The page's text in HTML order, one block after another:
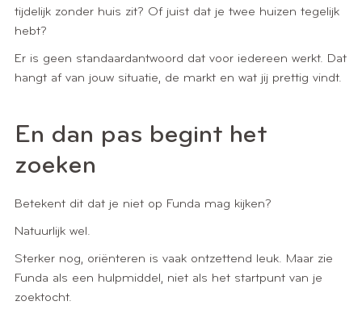
tijdelijk zonder huis zit? Of juist dat je twee huizen tegelijk
hebt?
Er is geen standaardantwoord dat voor iedereen werkt. Dat
hangt af van jouw situatie, de markt en wat jij prettig vindt.
En dan pas begint het
zoeken
Betekent dit dat je niet op Funda mag kijken?
Natuurlijk wel.
Sterker nog, oriënteren is vaak ontzettend leuk. Maar zie
Funda als een hulpmiddel, niet als het startpunt van je
zoektocht.